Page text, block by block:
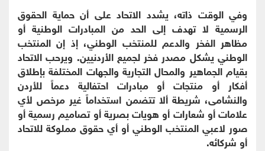
وفي الوقت ذاته، يشدد الاتحاد على أن حماية الحقوق
الرسمية لا تهدف إلى الحد من المبادرات الوطنية أو
مظاهر الفخر والدعم للمنتخب الوطني، إذ إن المنتخب
الوطني يشكل مصدر فخر لجميع الأردنيين. ويرحب الاتحاد
بقيام الجماهير والمحال التجارية والجهات المختلفة بإطلاق
أفكار أو منتجات أو مبادرات احتفالية دعماً للأردن
والنشامى، شريطة ألا تتضمن استخداماً غير مرخص لأي
علامات أو شعارات أو هويات بصرية أو تصاميم رسمية أو
صور لاعبي المنتخب الوطني أو أي حقوق مملوكة للاتحاد
أو شركائه.